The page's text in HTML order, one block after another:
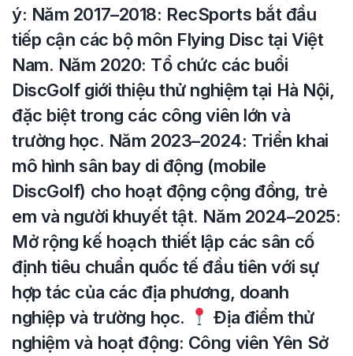
ý: Năm 2017–2018: RecSports bắt đầu
tiếp cận các bộ môn Flying Disc tại Việt
Nam. Năm 2020: Tổ chức các buổi
DiscGolf giới thiệu thử nghiệm tại Hà Nội,
đặc biệt trong các công viên lớn và
trường học. Năm 2023–2024: Triển khai
mô hình sân bay di động (mobile
DiscGolf) cho hoạt động cộng đồng, trẻ
em và người khuyết tật. Năm 2024–2025:
Mở rộng kế hoạch thiết lập các sân cố
định tiêu chuẩn quốc tế đầu tiên với sự
hợp tác của các địa phương, doanh
nghiệp và trường học.
Địa điểm thử
nghiệm và hoạt động: Công viên Yên Sở